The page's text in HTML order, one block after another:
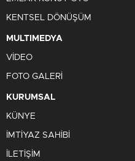
KENTSEL DÖNÜŞÜM
MULTIMEDYA
VİDEO
FOTO GALERİ
KURUMSAL
KÜNYE
İMTİYAZ SAHİBİ
İLETİŞİM